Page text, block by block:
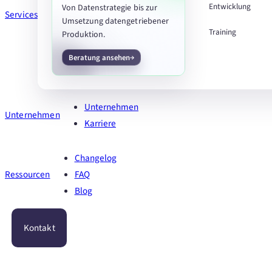
Services
Von Datenstrategie bis zur
Umsetzung datengetriebener
Produktion.
Beratung ansehen
Entwicklung
Training
Unternehmen
Unternehmen
Karriere
Ressourcen
Changelog
FAQ
Blog
Kontakt